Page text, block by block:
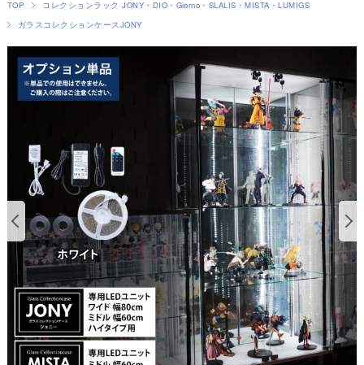
TOP
コレクションラック JONY・DIO・Giorno・SLALIS・MISTA・LUMIGS
ガラスコレクションケースJONY